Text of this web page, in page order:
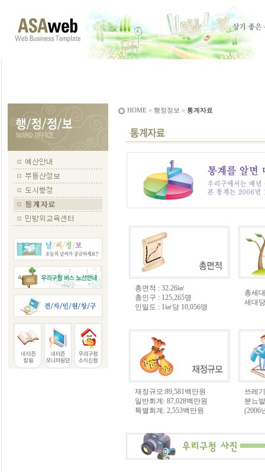
HOME > 행정정보 > 통계자료
총면적 : 32.26㎢
총인구 : 125,265명
인밀도 : 1㎢당 10,056명
총세
세대
재정규모:89,581백만원
일반회계: 87,028백만원
특별회계: 2,553백만원
쓰레
분뇨
(2006